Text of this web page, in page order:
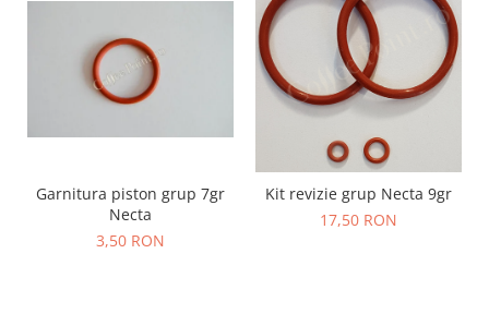
Garnitura piston grup 7gr
Necta
3,50 RON
Kit revizie grup Necta 9gr
17,50 RON